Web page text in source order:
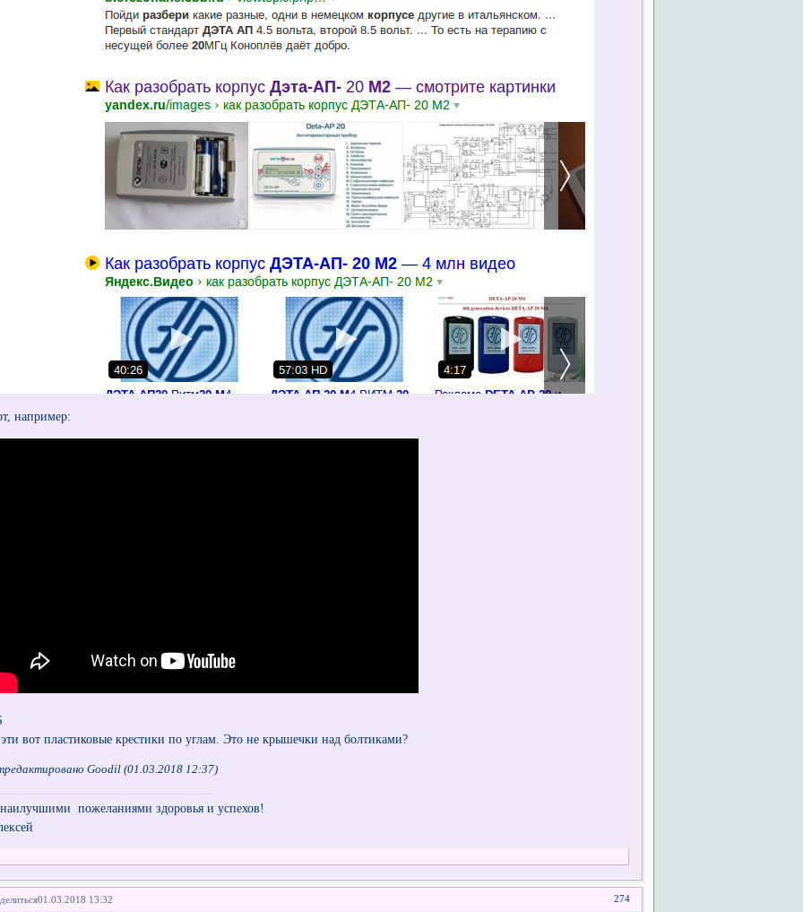
например:
вот пластиковые крестики по углам. Это не крышечки над болтиками?
Goodil (01.03.2018 12:37)
пожеланиями здоровья и успехов!
274
01.03.2018 13:32